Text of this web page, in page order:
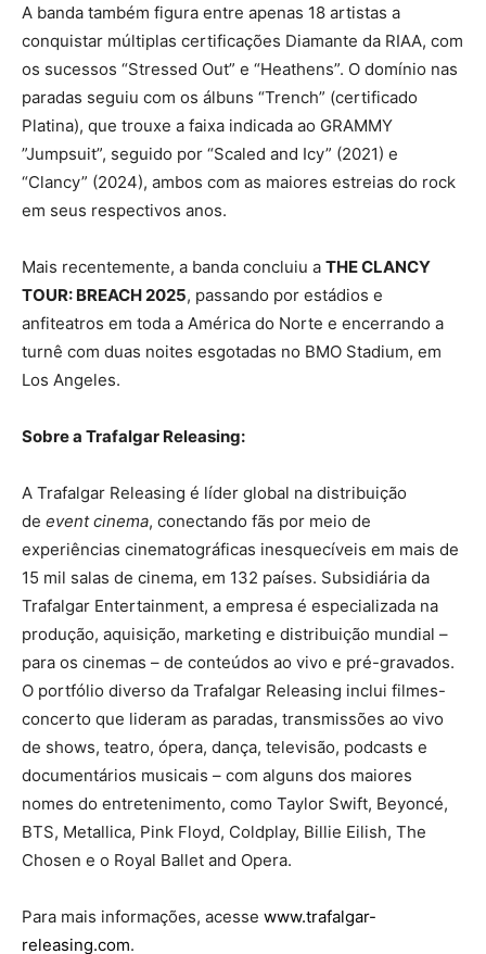
A banda também figura entre apenas 18 artistas a
conquistar múltiplas certificações Diamante da RIAA, com
os sucessos “Stressed Out” e “Heathens”. O domínio nas
paradas seguiu com os álbuns “Trench” (certificado
Platina), que trouxe a faixa indicada ao GRAMMY
”Jumpsuit”, seguido por “Scaled and Icy” (2021) e
“Clancy” (2024), ambos com as maiores estreias do rock
em seus respectivos anos.
Mais recentemente, a banda concluiu a THE CLANCY
TOUR: BREACH 2025, passando por estádios e
anfiteatros em toda a América do Norte e encerrando a
turnê com duas noites esgotadas no BMO Stadium, em
Los Angeles.
Sobre a Trafalgar Releasing:
A Trafalgar Releasing é líder global na distribuição
de event cinema, conectando fãs por meio de
experiências cinematográficas inesquecíveis em mais de
15 mil salas de cinema, em 132 países. Subsidiária da
Trafalgar Entertainment, a empresa é especializada na
produção, aquisição, marketing e distribuição mundial –
para os cinemas – de conteúdos ao vivo e pré-gravados.
O portfólio diverso da Trafalgar Releasing inclui filmes-
concerto que lideram as paradas, transmissões ao vivo
de shows, teatro, ópera, dança, televisão, podcasts e
documentários musicais – com alguns dos maiores
nomes do entretenimento, como Taylor Swift, Beyoncé,
BTS, Metallica, Pink Floyd, Coldplay, Billie Eilish, The
Chosen e o Royal Ballet and Opera.
Para mais informações, acesse www.trafalgar-
releasing.com.